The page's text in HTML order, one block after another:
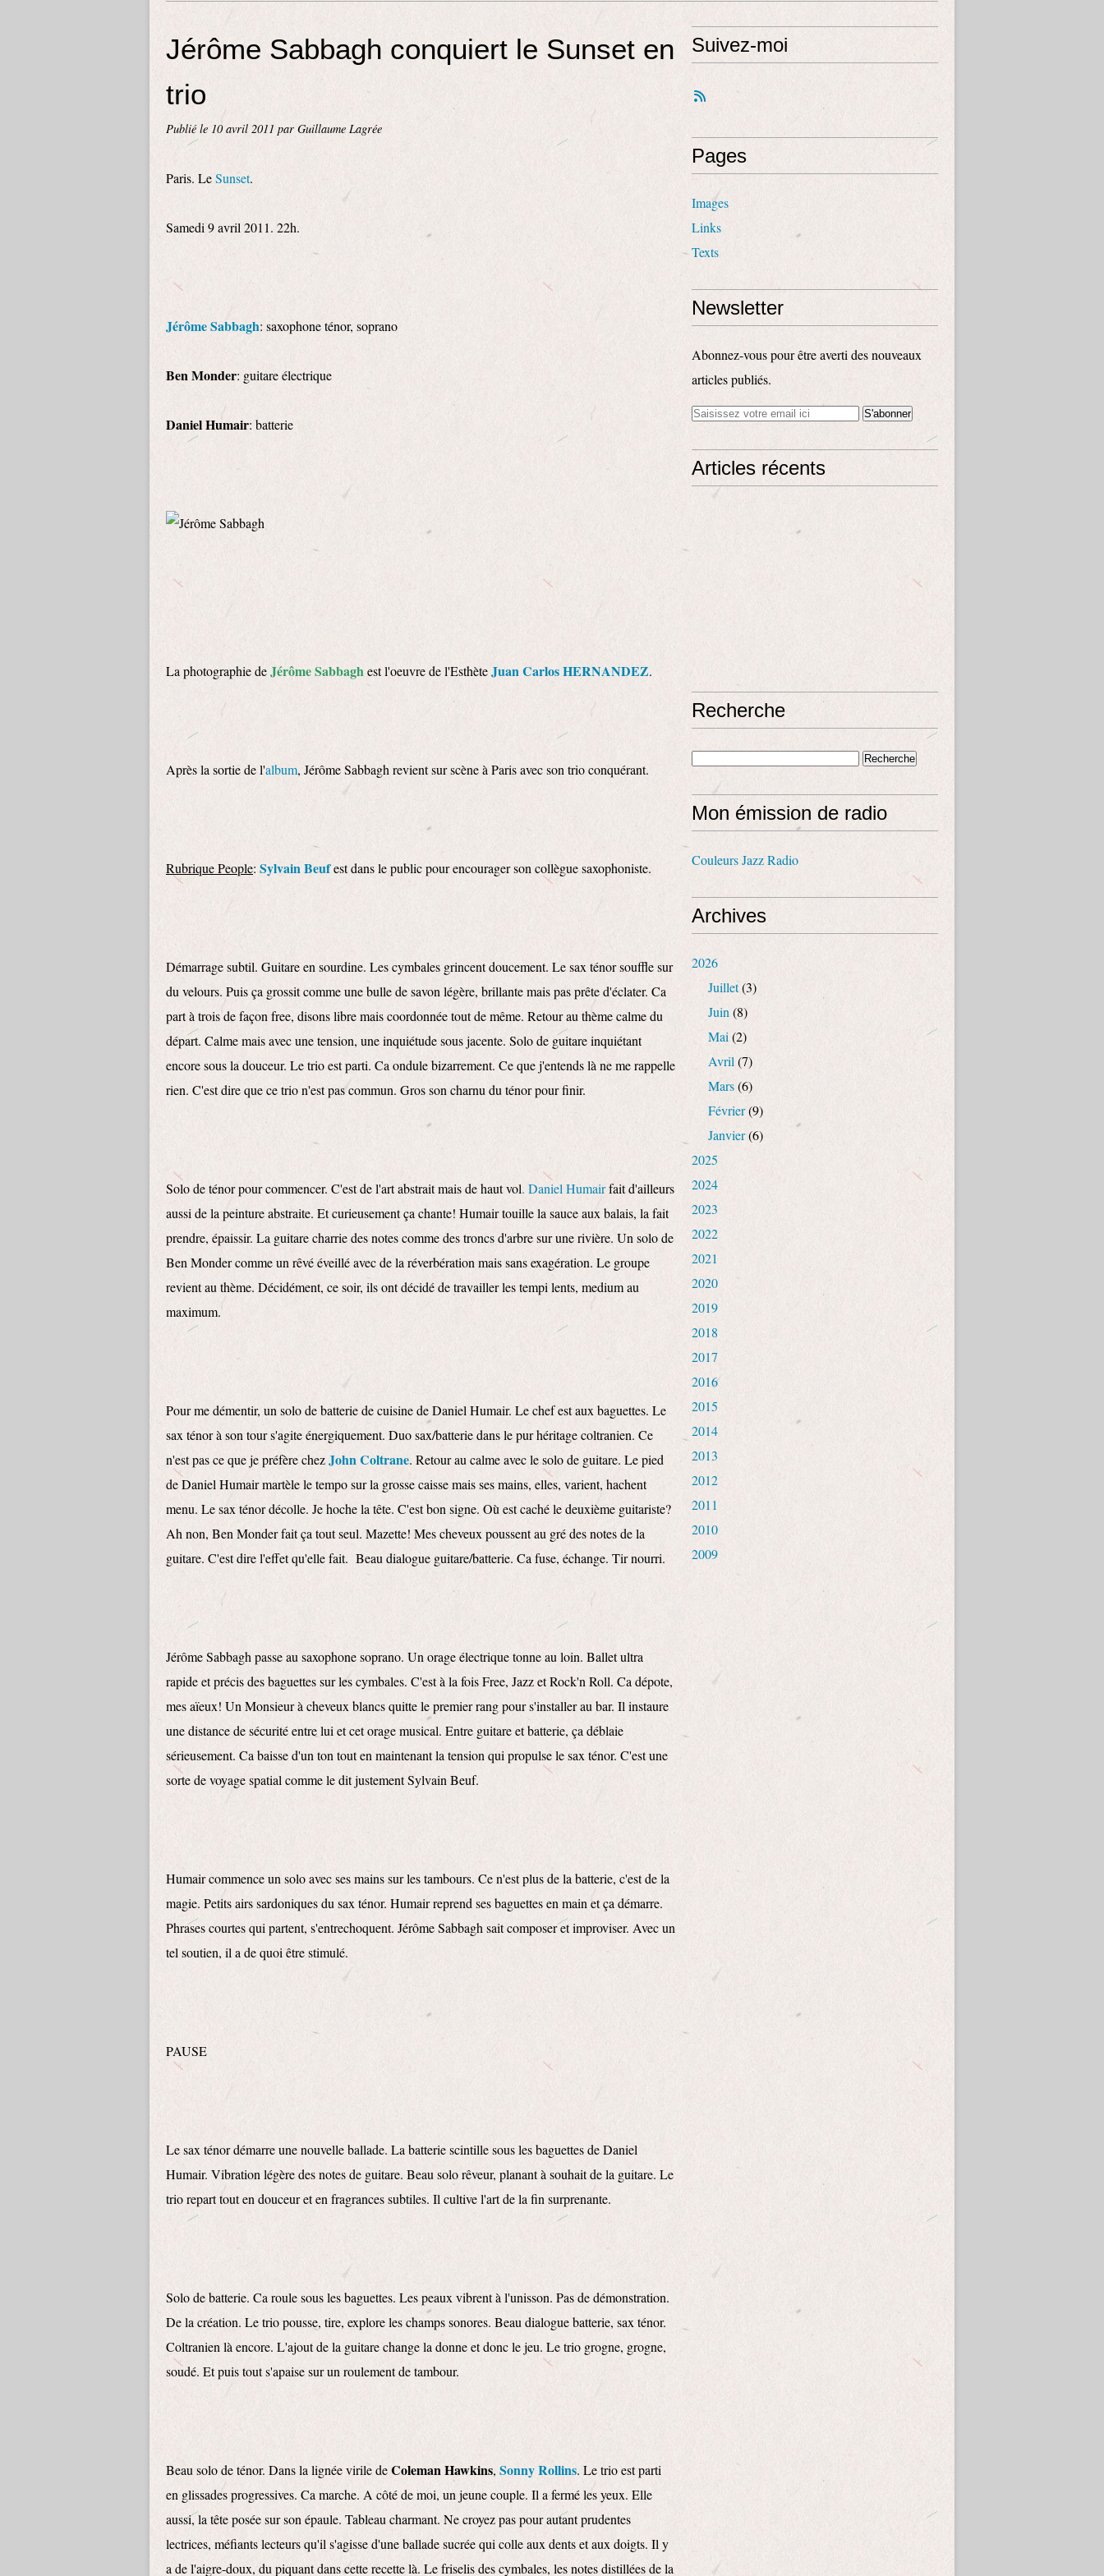
Jérôme Sabbagh conquiert le Sunset en
trio
Publié le 10 avril 2011 par Guillaume Lagrée
Paris. LeSunset.
Samedi 9 avril 2011. 22h.
Jérôme Sabbagh: saxophone ténor, soprano
Ben Monder: guitare électrique
Daniel Humair: batterie
La photographie deJérôme Sabbaghest l'oeuvre de l'EsthèteJuan Carlos HERNANDEZ.
Après la sortie de l'album, Jérôme Sabbagh revient sur scène à Paris avec son trio conquérant.
Rubrique People: Sylvain Beufest dans le public pour encourager son collègue saxophoniste.
Démarrage subtil. Guitare en sourdine. Les cymbales grincent doucement. Le sax ténor souffle sur
du velours. Puis ça grossit comme une bulle de savon légère, brillante mais pas prête d'éclater. Ca
part à trois de façon free, disons libre mais coordonnée tout de même. Retour au thème calme du
départ. Calme mais avec une tension, une inquiétude sous jacente. Solo de guitare inquiétant
encore sous la douceur. Le trio est parti. Ca ondule bizarrement. Ce que j'entends là ne me rappelle
rien. C'est dire que ce trio n'est pas commun. Gros son charnu du ténor pour finir.
Solo de ténor pour commencer. C'est de l'art abstrait mais de haut vol. Daniel Humairfait d'ailleurs
aussi de la peinture abstraite. Et curieusement ça chante! Humair touille la sauce aux balais, la fait
prendre, épaissir. La guitare charrie des notes comme des troncs d'arbre sur une rivière. Un solo de
Ben Monder comme un rêvé éveillé avec de la réverbération mais sans exagération. Le groupe
revient au thème. Décidément, ce soir, ils ont décidé de travailler les tempi lents, medium au
maximum.
Pour me démentir, un solo de batterie de cuisine de Daniel Humair. Le chef est aux baguettes. Le
sax ténor à son tour s'agite énergiquement. Duo sax/batterie dans le pur héritage coltranien. Ce
n'est pas ce que je préfère chezJohn Coltrane. Retour au calme avec le solo de guitare. Le pied
de Daniel Humair martèle le tempo sur la grosse caisse mais ses mains, elles, varient, hachent
menu. Le sax ténor décolle. Je hoche la tête. C'est bon signe. Où est caché le deuxième guitariste?
Ah non, Ben Monder fait ça tout seul. Mazette! Mes cheveux poussent au gré des notes de la
guitare. C'est dire l'effet qu'elle fait. Beau dialogue guitare/batterie. Ca fuse, échange. Tir nourri.
Jérôme Sabbagh passe au saxophone soprano. Un orage électrique tonne au loin. Ballet ultra
rapide et précis des baguettes sur les cymbales. C'est à la fois Free, Jazz et Rock'n Roll. Ca dépote,
mes aïeux! Un Monsieur à cheveux blancs quitte le premier rang pour s'installer au bar. Il instaure
une distance de sécurité entre lui et cet orage musical. Entre guitare et batterie, ça déblaie
sérieusement. Ca baisse d'un ton tout en maintenant la tension qui propulse le sax ténor. C'est une
sorte de voyage spatial comme le dit justement Sylvain Beuf.
Humair commence un solo avec ses mains sur les tambours. Ce n'est plus de la batterie, c'est de la
magie. Petits airs sardoniques du sax ténor. Humair reprend ses baguettes en main et ça démarre.
Phrases courtes qui partent, s'entrechoquent. Jérôme Sabbagh sait composer et improviser. Avec un
tel soutien, il a de quoi être stimulé.
PAUSE
Le sax ténor démarre une nouvelle ballade. La batterie scintille sous les baguettes de Daniel
Humair. Vibration légère des notes de guitare. Beau solo rêveur, planant à souhait de la guitare. Le
trio repart tout en douceur et en fragrances subtiles. Il cultive l'art de la fin surprenante.
Solo de batterie. Ca roule sous les baguettes. Les peaux vibrent à l'unisson. Pas de démonstration.
De la création. Le trio pousse, tire, explore les champs sonores. Beau dialogue batterie, sax ténor.
Coltranien là encore. L'ajout de la guitare change la donne et donc le jeu. Le trio grogne, grogne,
soudé. Et puis tout s'apaise sur un roulement de tambour.
Beau solo de ténor. Dans la lignée virile deColeman Hawkins, Sonny Rollins. Le trio est parti
en glissades progressives. Ca marche. A côté de moi, un jeune couple. Il a fermé les yeux. Elle
aussi, la tête posée sur son épaule. Tableau charmant. Ne croyez pas pour autant prudentes
lectrices, méfiants lecteurs qu'il s'agisse d'une ballade sucrée qui colle aux dents et aux doigts. Il y
a de l'aigre-doux, du piquant dans cette recette là. Le friselis des cymbales, les notes distillées de la
Suivez-moi
Pages
Images
Links
Texts
Newsletter
Abonnez-vous pour être averti des nouveaux
articles publiés.
Articles récents
Recherche
Mon émission de radio
Couleurs Jazz Radio
Archives
2026
Juillet(3)
Juin (8)
Mai (2)
Avril (7)
Mars(6)
Février(9)
Janvier(6)
2025
2024
2023
2022
2021
2020
2019
2018
2017
2016
2015
2014
2013
2012
2011
2010
2009